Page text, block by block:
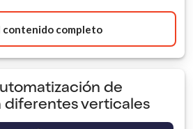
contenido completo
de
diferentes verticales